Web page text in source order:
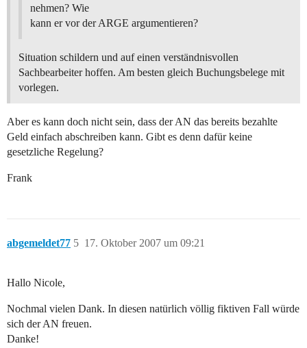
nehmen? Wie
kann er vor der ARGE argumentieren?
Situation schildern und auf einen verständnisvollen
Sachbearbeiter hoffen. Am besten gleich Buchungsbelege mit
vorlegen.
Aber es kann doch nicht sein, dass der AN das bereits bezahlte
Geld einfach abschreiben kann. Gibt es denn dafür keine
gesetzliche Regelung?
Frank
abgemeldet77 17. Oktober 2007 um 09:21
5
Hallo Nicole,
Nochmal vielen Dank. In diesen natürlich völlig fiktiven Fall würde
sich der AN freuen.
Danke!